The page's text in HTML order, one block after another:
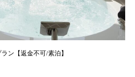
ルステイ ドレスアップしてレストランで夕